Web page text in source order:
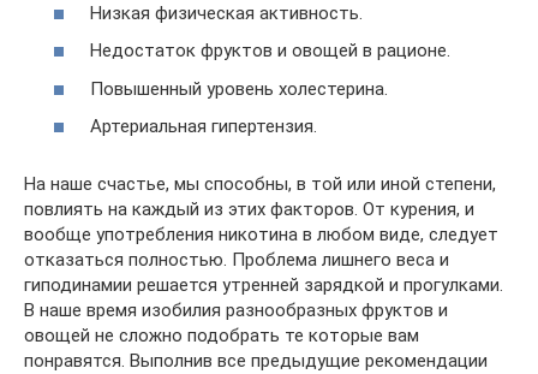
Низкая физическая активность.
Недостаток фруктов и овощей в рационе.
Повышенный уровень холестерина.
Артериальная гипертензия.
На наше счастье, мы способны, в той или иной степени,
повлиять на каждый из этих факторов. От курения, и
вообще употребления никотина в любом виде, следует
отказаться полностью. Проблема лишнего веса и
гиподинамии решается утренней зарядкой и прогулками.
В наше время изобилия разнообразных фруктов и
овощей не сложно подобрать те которые вам
понравятся. Выполнив все предыдущие рекомендации